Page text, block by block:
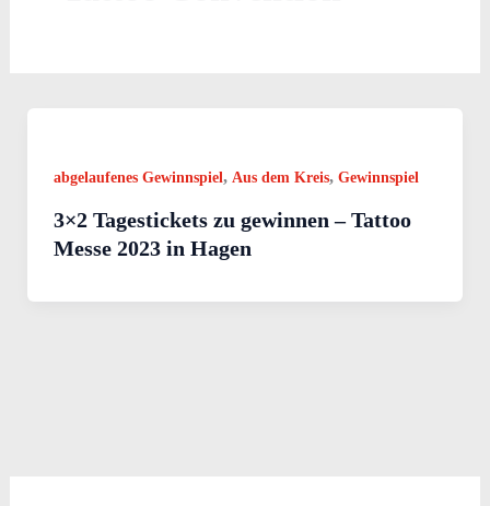
abgelaufenes Gewinnspiel, Aus dem Kreis, Gewinnspiel
3×2 Tagestickets zu gewinnen – Tattoo
Messe 2023 in Hagen